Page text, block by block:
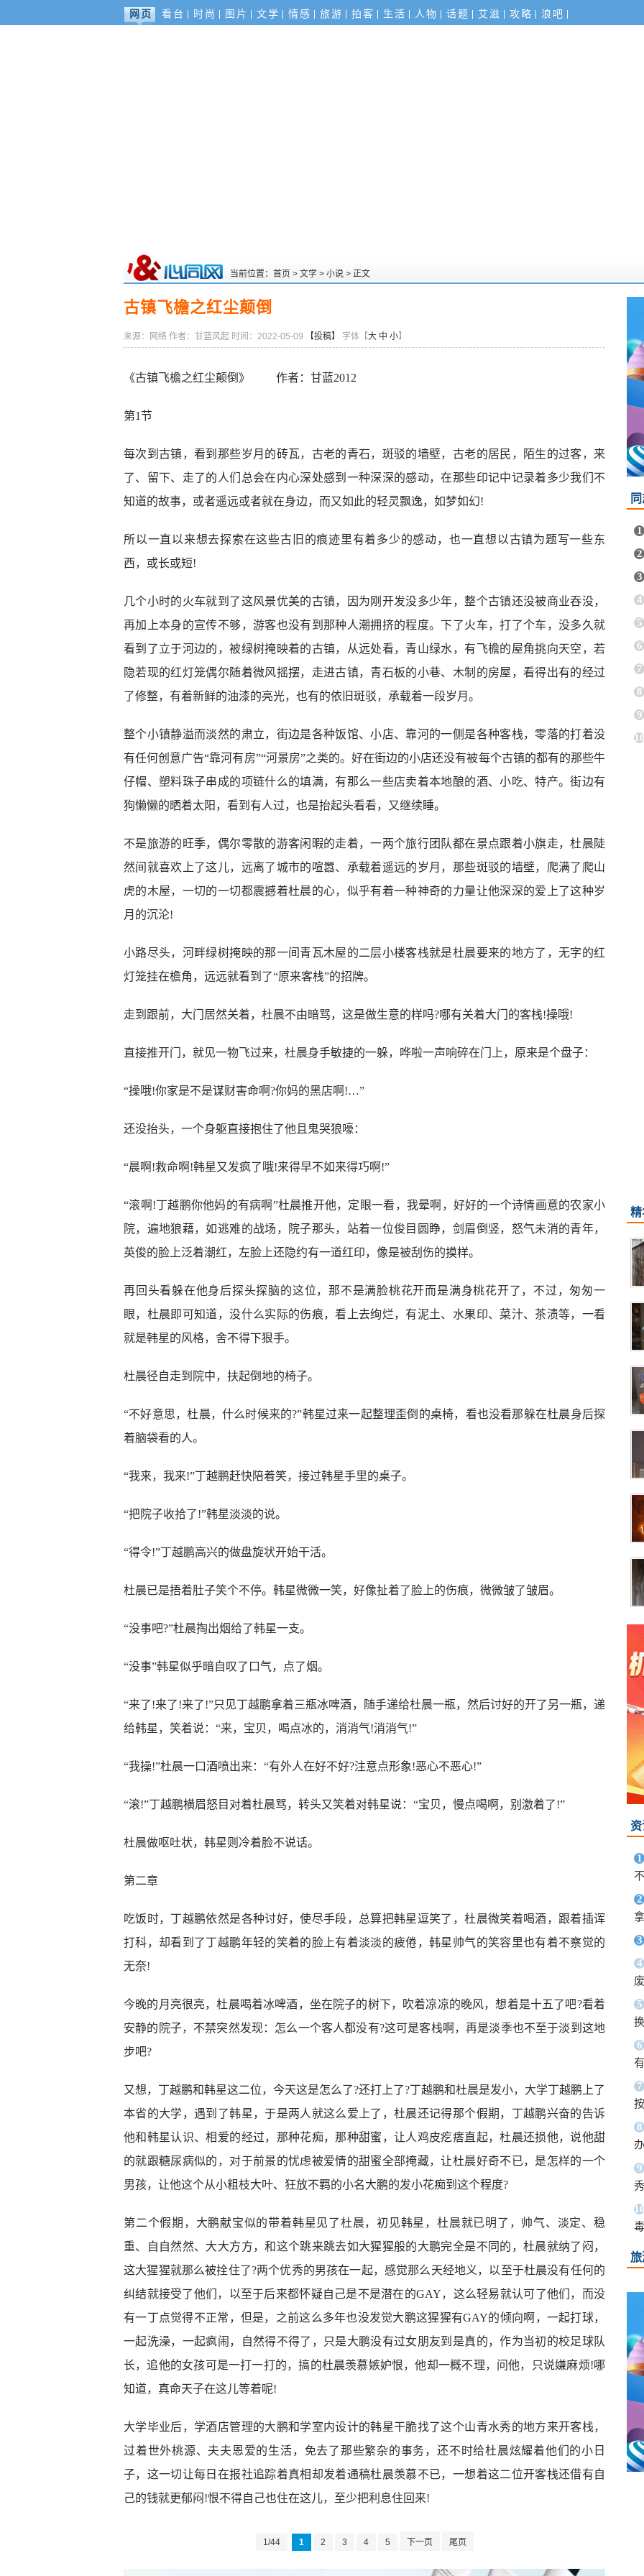
网页 看台 时尚 图片 文学 情感 旅游 拍客 生活 人物 话题 艾滋 攻略 浪吧
当前位置： 首页 > 文学 > 小说 > 正文
古镇飞檐之红尘颠倒
来源：网络 作者：甘蓝风起 时间：2022-05-09 【投稿】 字体【大 中 小】
《古镇飞檐之红尘颠倒》 作者：甘蓝2012
第1节
每次到古镇，看到那些岁月的砖瓦，古老的青石，斑驳的墙壁，古老的居民，陌生的过客，来
了、留下、走了的人们总会在内心深处感到一种深深的感动，在那些印记中记录着多少我们不
知道的故事，或者遥远或者就在身边，而又如此的轻灵飘逸，如梦如幻!
所以一直以来想去探索在这些古旧的痕迹里有着多少的感动，也一直想以古镇为题写一些东
西，或长或短!
几个小时的火车就到了这风景优美的古镇，因为刚开发没多少年，整个古镇还没被商业吞没，
再加上本身的宣传不够，游客也没有到那种人潮拥挤的程度。下了火车，打了个车，没多久就
看到了立于河边的，被绿树掩映着的古镇，从远处看，青山绿水，有飞檐的屋角挑向天空，若
隐若现的红灯笼偶尔随着微风摇摆，走进古镇，青石板的小巷、木制的房屋，看得出有的经过
了修整，有着新鲜的油漆的亮光，也有的依旧斑驳，承载着一段岁月。
整个小镇静溢而淡然的肃立，街边是各种饭馆、小店、靠河的一侧是各种客栈，零落的打着没
有任何创意广告“靠河有房”“河景房”之类的。好在街边的小店还没有被每个古镇的都有的那些牛
仔帽、塑料珠子串成的项链什么的填满，有那么一些店卖着本地酿的酒、小吃、特产。街边有
狗懒懒的晒着太阳，看到有人过，也是抬起头看看，又继续睡。
不是旅游的旺季，偶尔零散的游客闲暇的走着，一两个旅行团队都在景点跟着小旗走，杜晨陡
然间就喜欢上了这儿，远离了城市的喧嚣、承载着遥远的岁月，那些斑驳的墙壁，爬满了爬山
虎的木屋，一切的一切都震撼着杜晨的心，似乎有着一种神奇的力量让他深深的爱上了这种岁
月的沉沦!
小路尽头，河畔绿树掩映的那一间青瓦木屋的二层小楼客栈就是杜晨要来的地方了，无字的红
灯笼挂在檐角，远远就看到了“原来客栈”的招牌。
走到跟前，大门居然关着，杜晨不由暗骂，这是做生意的样吗?哪有关着大门的客栈!操哦!
直接推开门，就见一物飞过来，杜晨身手敏捷的一躲，哗啦一声响碎在门上，原来是个盘子：
“操哦!你家是不是谋财害命啊?你妈的黑店啊!…”
还没抬头，一个身躯直接抱住了他且鬼哭狼嚎：
“晨啊!救命啊!韩星又发疯了哦!来得早不如来得巧啊!”
“滚啊!丁越鹏你他妈的有病啊”杜晨推开他，定眼一看，我晕啊，好好的一个诗情画意的农家小
院，遍地狼藉，如逃难的战场，院子那头，站着一位俊目圆睁，剑眉倒竖，怒气未消的青年，
英俊的脸上泛着潮红，左脸上还隐约有一道红印，像是被刮伤的摸样。
再回头看躲在他身后探头探脑的这位，那不是满脸桃花开而是满身桃花开了，不过，匆匆一
眼，杜晨即可知道，没什么实际的伤痕，看上去绚烂，有泥土、水果印、菜汁、茶渍等，一看
就是韩星的风格，舍不得下狠手。
杜晨径自走到院中，扶起倒地的椅子。
“不好意思，杜晨，什么时候来的?”韩星过来一起整理歪倒的桌椅，看也没看那躲在杜晨身后探
着脑袋看的人。
“我来，我来!”丁越鹏赶快陪着笑，接过韩星手里的桌子。
“把院子收拾了!”韩星淡淡的说。
“得令!”丁越鹏高兴的做盘旋状开始干活。
杜晨已是捂着肚子笑个不停。韩星微微一笑，好像扯着了脸上的伤痕，微微皱了皱眉。
“没事吧?”杜晨掏出烟给了韩星一支。
“没事”韩星似乎暗自叹了口气，点了烟。
“来了!来了!来了!”只见丁越鹏拿着三瓶冰啤酒，随手递给杜晨一瓶，然后讨好的开了另一瓶，递
给韩星，笑着说：“来，宝贝，喝点冰的，消消气!消消气!”
“我操!”杜晨一口酒喷出来：“有外人在好不好?注意点形象!恶心不恶心!”
“滚!”丁越鹏横眉怒目对着杜晨骂，转头又笑着对韩星说：“宝贝，慢点喝啊，别激着了!”
杜晨做呕吐状，韩星则冷着脸不说话。
第二章
吃饭时，丁越鹏依然是各种讨好，使尽手段，总算把韩星逗笑了，杜晨微笑着喝酒，跟着插诨
打科，却看到了丁越鹏年轻的笑着的脸上有着淡淡的疲倦，韩星帅气的笑容里也有着不察觉的
无奈!
今晚的月亮很亮，杜晨喝着冰啤酒，坐在院子的树下，吹着凉凉的晚风，想着是十五了吧?看着
安静的院子，不禁突然发现：怎么一个客人都没有?这可是客栈啊，再是淡季也不至于淡到这地
步吧?
又想，丁越鹏和韩星这二位，今天这是怎么了?还打上了?丁越鹏和杜晨是发小，大学丁越鹏上了
本省的大学，遇到了韩星，于是两人就这么爱上了，杜晨还记得那个假期，丁越鹏兴奋的告诉
他和韩星认识、相爱的经过，那种花痴，那种甜蜜，让人鸡皮疙瘩直起，杜晨还损他，说他甜
的就跟糖尿病似的，对于前景的忧虑被爱情的甜蜜全部掩藏，让杜晨好奇不已，是怎样的一个
男孩，让他这个从小粗枝大叶、狂放不羁的小名大鹏的发小花痴到这个程度?
第二个假期，大鹏献宝似的带着韩星见了杜晨，初见韩星，杜晨就已明了，帅气、淡定、稳
重、自自然然、大大方方，和这个跳来跳去如大猩猩般的大鹏完全是不同的，杜晨就纳了闷，
这大猩猩就那么被拴住了?两个优秀的男孩在一起，感觉那么天经地义，以至于杜晨没有任何的
纠结就接受了他们，以至于后来都怀疑自己是不是潜在的GAY，这么轻易就认可了他们，而没
有一丁点觉得不正常，但是，之前这么多年也没发觉大鹏这猩猩有GAY的倾向啊，一起打球，
一起洗澡，一起疯闹，自然得不得了，只是大鹏没有过女朋友到是真的，作为当初的校足球队
长，追他的女孩可是一打一打的，搞的杜晨羡慕嫉妒恨，他却一概不理，问他，只说嫌麻烦!哪
知道，真命天子在这儿等着呢!
大学毕业后，学酒店管理的大鹏和学室内设计的韩星干脆找了这个山青水秀的地方来开客栈，
过着世外桃源、夫夫恩爱的生活，免去了那些繁杂的事务，还不时给杜晨炫耀着他们的小日
子，这一切让每日在报社追踪着真相却发着通稿杜晨羡慕不已，一想着这二位开客栈还借有自
己的钱就更郁闷!恨不得自己也住在这儿，至少把利息住回来!
1/44 1 2 3 4 5 下一页 尾页
1
2
3
4
5
6
7
8
9
精
资
1
2
3
4
5
6
7
8
9
旅